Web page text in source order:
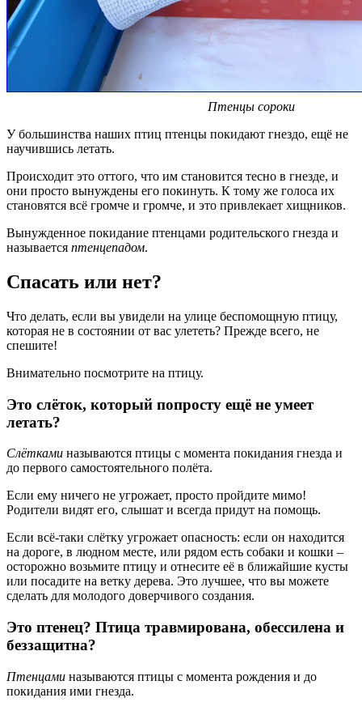
Птенцы сороки
У большинства наших птиц птенцы покидают гнездо, ещё не
научившись летать.
Происходит это оттого, что им становится тесно в гнезде, и
они просто вынуждены его покинуть. К тому же голоса их
становятся всё громче и громче, и это привлекает хищников.
Вынужденное покидание птенцами родительского гнезда и
называется птенцепадом.
Спасать или нет?
Что делать, если вы увидели на улице беспомощную птицу,
которая не в состоянии от вас улететь? Прежде всего, не
спешите!
Внимательно посмотрите на птицу.
Это слёток, который попросту ещё не умеет
летать?
Слётками называются птицы с момента покидания гнезда и
до первого самостоятельного полёта.
Если ему ничего не угрожает, просто пройдите мимо!
Родители видят его, слышат и всегда придут на помощь.
Если всё-таки слётку угрожает опасность: если он находится
на дороге, в людном месте, или рядом есть собаки и кошки –
осторожно возьмите птицу и отнесите её в ближайшие кусты
или посадите на ветку дерева. Это лучшее, что вы можете
сделать для молодого доверчивого создания.
Это птенец? Птица травмирована, обессилена и
беззащитна?
Птенцами называются птицы с момента рождения и до
покидания ими гнезда.